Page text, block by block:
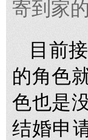
寄到家
目前
的角色
色也是
结婚申